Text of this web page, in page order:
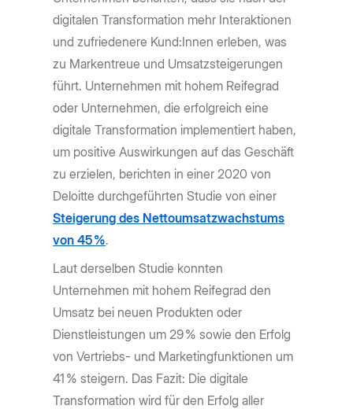
digitalen Transformation mehr Interaktionen
und zufriedenere Kund:Innen erleben, was
zu Markentreue und Umsatzsteigerungen
führt. Unternehmen mit hohem Reifegrad
oder Unternehmen, die erfolgreich eine
digitale Transformation implementiert haben,
um positive Auswirkungen auf das Geschäft
zu erzielen, berichten in einer 2020 von
Deloitte durchgeführten Studie von einer
Steigerung des Nettoumsatzwachstums
von 45 %.
Laut derselben Studie konnten
Unternehmen mit hohem Reifegrad den
Umsatz bei neuen Produkten oder
Dienstleistungen um 29 % sowie den Erfolg
von Vertriebs- und Marketingfunktionen um
41 % steigern. Das Fazit: Die digitale
Transformation wird für den Erfolg aller